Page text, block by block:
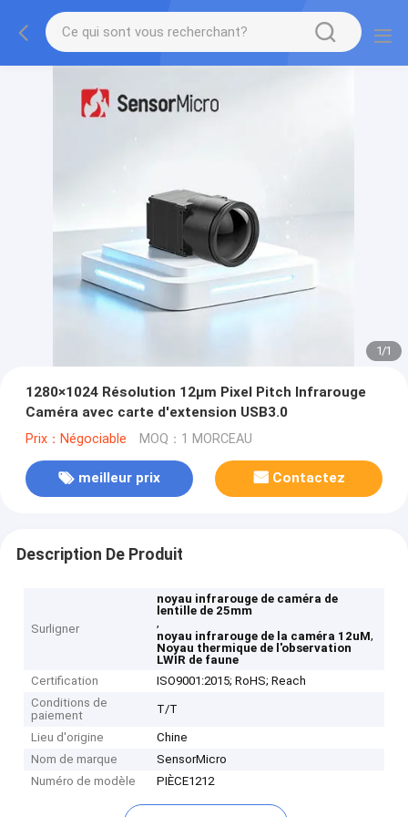
1/1
1280×1024 Résolution 12μm Pixel Pitch Infrarouge
Caméra avec carte d'extension USB3.0
Prix：Négociable MOQ：1 MORCEAU
meilleur prix Contactez
Description De Produit
Surligner
noyau infrarouge de caméra de
lentille de 25mm
,
noyau infrarouge de la caméra 12uM,
Noyau thermique de l'observation
LWIR de faune
Certification
ISO9001:2015; RoHS; Reach
Conditions de
paiement
T/T
Lieu d'origine
Chine
Nom de marque
SensorMicro
Numéro de modèle
PIÈCE1212